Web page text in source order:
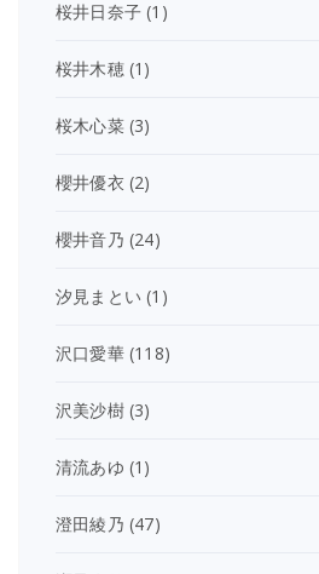
桜井日奈子 (1)
桜井木穂(1)
桜木心菜(3)
櫻井優衣 (2)
櫻井音乃 (24)
汐見まとい (1)
沢口愛華(118)
沢美沙樹(3)
清流あゆ (1)
澄田綾乃 (47)